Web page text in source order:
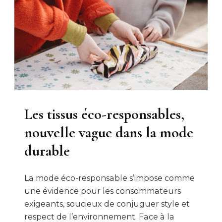
Les tissus éco-responsables,
nouvelle vague dans la mode
durable
La mode éco-responsable s’impose comme
une évidence pour les consommateurs
exigeants, soucieux de conjuguer style et
respect de l’environnement. Face à la